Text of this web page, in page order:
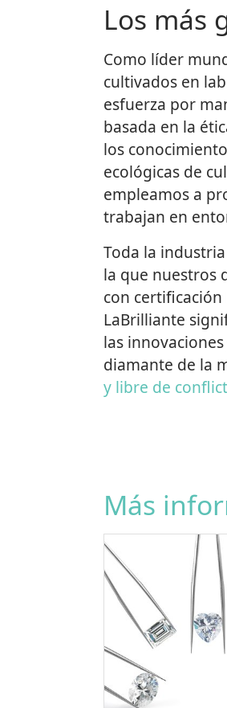
Los más
Como líder
cultivados en
esfuerza por
basada en la
los
ecológicas de
empleamos a
trabajan en
Toda la
la que nuestros
con
LaBrilliante
las
diamante de la
y libre de
Más